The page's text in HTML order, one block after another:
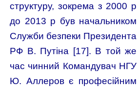
структуру, зокрема з 2000 р
до 2013 р був начальником
Служби безпеки Президента
РФ В. Путіна [17]. В той же
час чинний Командувач НГУ
Ю. Аллеров є професійним